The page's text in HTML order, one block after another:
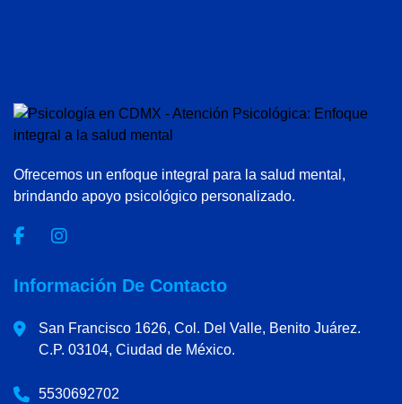
Ofrecemos un enfoque integral para la salud mental,
brindando apoyo psicológico personalizado.
Información De Contacto
San Francisco 1626, Col. Del Valle, Benito Juárez.
C.P. 03104, Ciudad de México.
5530692702